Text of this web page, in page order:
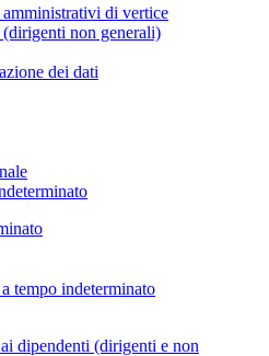
di vertice
non generali)
dei dati
tempo indeterminato
dipendenti (dirigenti e non